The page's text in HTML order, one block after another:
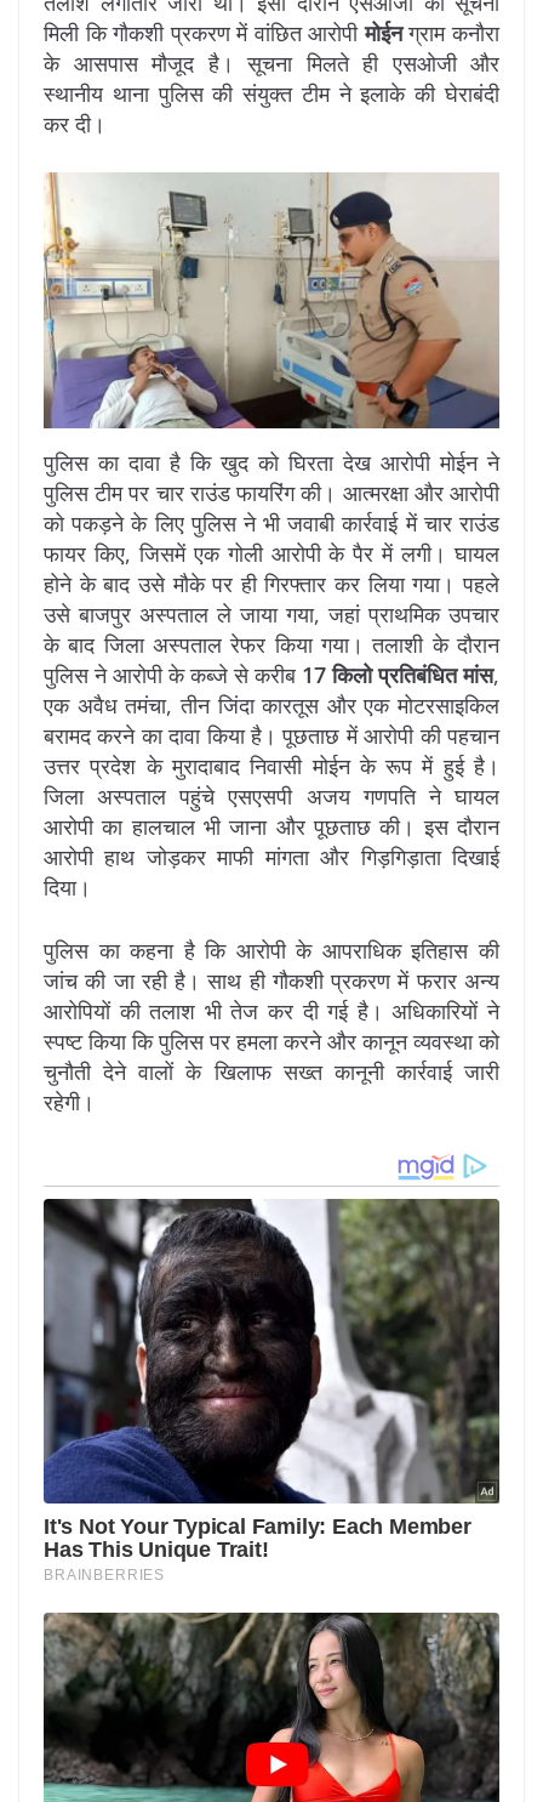
मिली कि गौकशी प्रकरण में वांछित आरोपीमोईनग्राम कनौरा
के आसपास मौजूद है। सूचना मिलते ही एसओजी और
स्थानीय थाना पुलिस की संयुक्त टीम ने इलाके की घेराबंदी
कर दी।
पुलिस का दावा है कि खुद को घिरता देख आरोपी मोईन ने
पुलिस टीम पर चार राउंड फायरिंग की। आत्मरक्षा और आरोपी
को पकड़ने के लिए पुलिस ने भी जवाबी कार्रवाई में चार राउंड
फायर किए, जिसमें एक गोली आरोपी के पैर में लगी। घायल
होने के बाद उसे मौके पर ही गिरफ्तार कर लिया गया। पहले
उसे बाजपुर अस्पताल ले जाया गया, जहां प्राथमिक उपचार
के बाद जिला अस्पताल रेफर किया गया। तलाशी के दौरान
पुलिस ने आरोपी के कब्जे से करीब 17 किलो प्रतिबंधित मांस,
एक अवैध तमंचा, तीन जिंदा कारतूस और एक मोटरसाइकिल
बरामद करने का दावा किया है। पूछताछ में आरोपी की पहचान
उत्तर प्रदेश के मुरादाबाद निवासी मोईन के रूप में हुई है।
जिला अस्पताल पहुंचे एसएसपी अजय गणपति ने घायल
आरोपी का हालचाल भी जाना और पूछताछ की। इस दौरान
आरोपी हाथ जोड़कर माफी मांगता और गिड़गिड़ाता दिखाई
दिया।
पुलिस का कहना है कि आरोपी के आपराधिक इतिहास की
जांच की जा रही है। साथ ही गौकशी प्रकरण में फरार अन्य
आरोपियों की तलाश भी तेज कर दी गई है। अधिकारियों ने
स्पष्ट किया कि पुलिस पर हमला करने और कानून व्यवस्था को
चुनौती देने वालों के खिलाफ सख्त कानूनी कार्रवाई जारी
रहेगी।